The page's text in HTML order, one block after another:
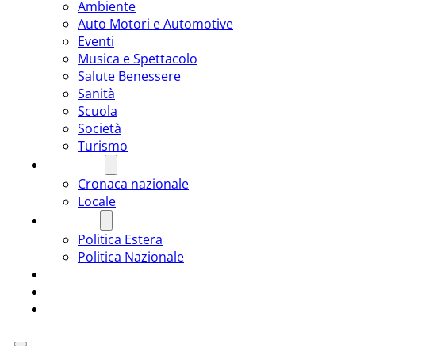
Ambiente
Auto Motori e Automotive
Eventi
Musica e Spettacolo
Salute Benessere
Sanità
Scuola
Società
Turismo
Cronaca nazionale
Locale
Politica Estera
Politica Nazionale